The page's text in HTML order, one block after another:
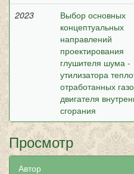
2023
Выбор основных
концептуальных
направлений
проектирования
глушителя шума -
утилизатора
отработанных
двигателя
сгорания
Просмотр
Автор